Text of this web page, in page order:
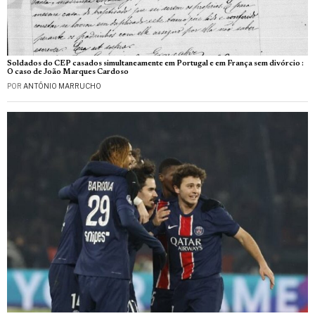
Soldados do CEP casados simultaneamente em Portugal e em França sem divórcio :
O caso de João Marques Cardoso
POR ANTÓNIO MARRUCHO